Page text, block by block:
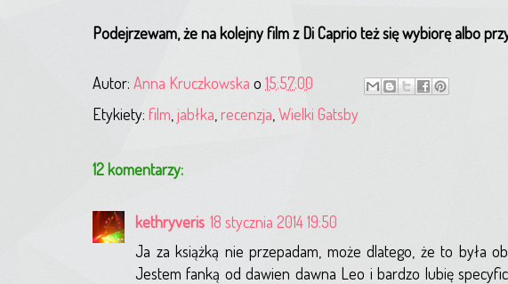
Podejrzewam, że na kolejny film z Di Caprio też się wybiorę albo
Autor: Anna Kruczkowska o 15:57:00
Etykiety: film jabłka recenzja Wielki Gatsby
12 komentarzy:
kethryveris 18 stycznia 2014 19:50
Ja za książką nie przepadam, może dlatego, że to była
Jestem fanką od dawien dawna Leo i bardzo lubię